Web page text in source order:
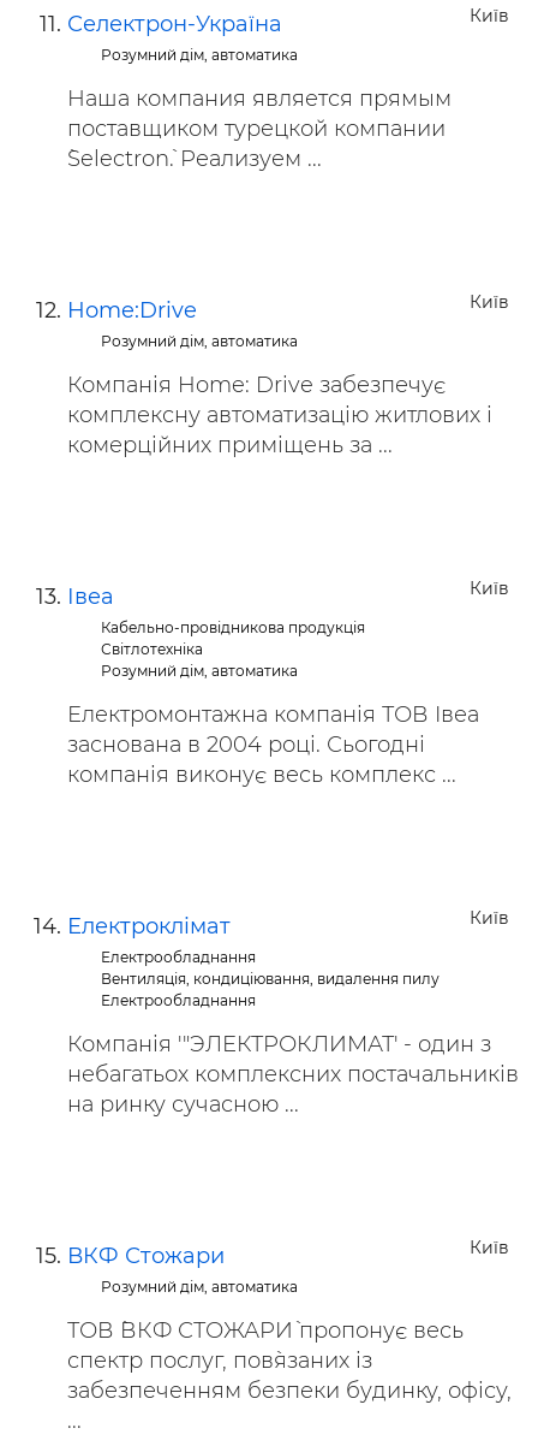
Київ
Селектрон-Україна
Розумний дім, автоматика
Наша компания является прямым
поставщиком турецкой компании
`Selectron`. Реализуем ...
Київ
Home:Drive
Розумний дім, автоматика
Компанія Home: Drive забезпечує
комплексну автоматизацію житлових і
комерційних приміщень за ...
Київ
Івеа
Кабельно-провідникова продукція
Світлотехніка
Розумний дім, автоматика
Електромонтажна компанія ТОВ Івеа
заснована в 2004 році. Сьогодні
компанія виконує весь комплекс ...
Київ
Електроклімат
Електрообладнання
Вентиляція, кондиціювання, видалення пилу
Електрообладнання
Компанія '"ЭЛЕКТРОКЛИМАТ' - один з
небагатьох комплексних постачальників
на ринку сучасною ...
Київ
ВКФ Стожари
Розумний дім, автоматика
ТОВ `ВКФ СТОЖАРИ` пропонує весь
спектр послуг, пов`язаних із
забезпеченням безпеки будинку, офісу,
...